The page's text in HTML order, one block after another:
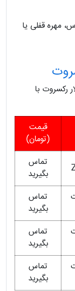
مهره قفلی یا
رکسروت با
قیمت
(تومان)
تماس
بگیرید
تماس
بگیرید
تماس
بگیرید
تماس
بگیرید